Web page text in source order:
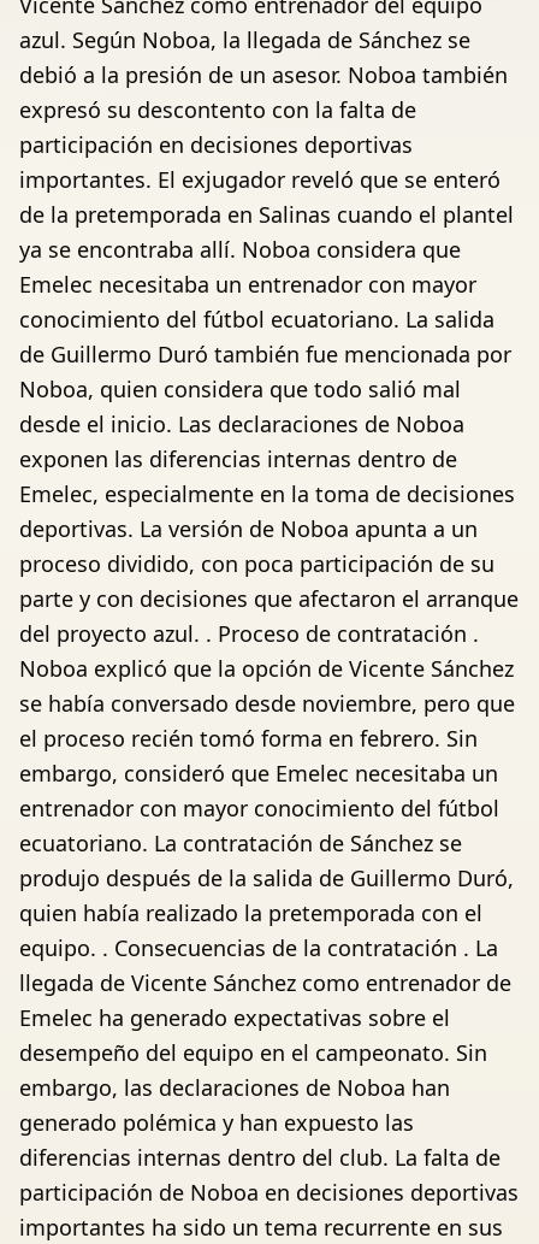
azul. Según Noboa, la llegada de Sánchez se
debió a la presión de un asesor. Noboa también
expresó su descontento con la falta de
participación en decisiones deportivas
importantes. El exjugador reveló que se enteró
de la pretemporada en Salinas cuando el plantel
ya se encontraba allí. Noboa considera que
Emelec necesitaba un entrenador con mayor
conocimiento del fútbol ecuatoriano. La salida
de Guillermo Duró también fue mencionada por
Noboa, quien considera que todo salió mal
desde el inicio. Las declaraciones de Noboa
exponen las diferencias internas dentro de
Emelec, especialmente en la toma de decisiones
deportivas. La versión de Noboa apunta a un
proceso dividido, con poca participación de su
parte y con decisiones que afectaron el arranque
del proyecto azul. . Proceso de contratación .
Noboa explicó que la opción de Vicente Sánchez
se había conversado desde noviembre, pero que
el proceso recién tomó forma en febrero. Sin
embargo, consideró que Emelec necesitaba un
entrenador con mayor conocimiento del fútbol
ecuatoriano. La contratación de Sánchez se
produjo después de la salida de Guillermo Duró,
quien había realizado la pretemporada con el
equipo. . Consecuencias de la contratación . La
llegada de Vicente Sánchez como entrenador de
Emelec ha generado expectativas sobre el
desempeño del equipo en el campeonato. Sin
embargo, las declaraciones de Noboa han
generado polémica y han expuesto las
diferencias internas dentro del club. La falta de
participación de Noboa en decisiones deportivas
importantes ha sido un tema recurrente en sus